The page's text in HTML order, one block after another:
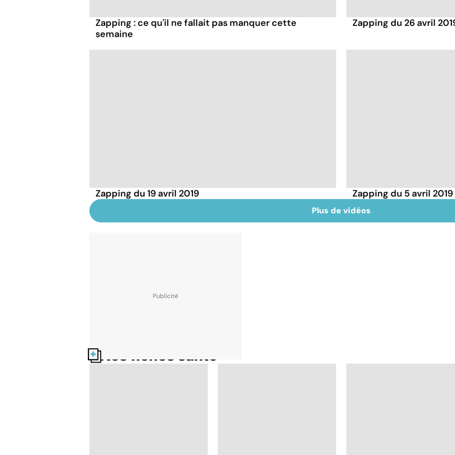
Zapping : ce qu'il ne fallait pas manquer cette
semaine
Zapping du 26 avril
Zapping du 19 avril 2019 Zapping du 5 avril 2019
Plus de vidéos
Nos fiches santé